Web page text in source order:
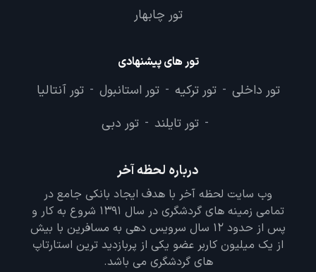
تور چابهار
تور های پیشنهادی
تور داخلی - تور ترکیه - تور استانبول - تور آنتالیا
- تور تایلند - تور دبی
درباره لحظه آخر
وب سایت لحظه آخر با هدف ایجاد بانکی جامع در
تمامی زمینه های گردشگری در سال 1391 شروع به کار و
پس از حدود 12 سال سرویس دهی به مسافرین با بیش
از یک میلیون کاربر عضو یکی از پربازدید ترین استارتاپ
های گردشگری می باشد.